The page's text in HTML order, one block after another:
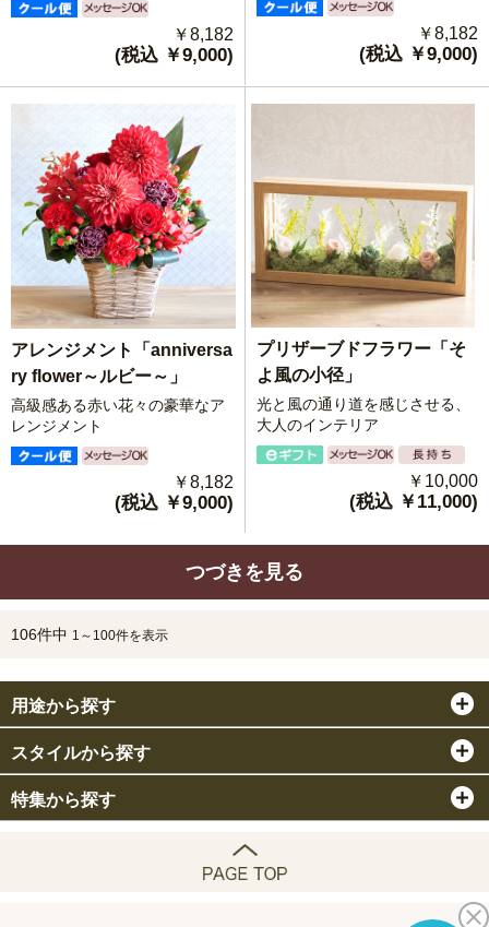
￥8,182
(税込 ￥9,000)
￥8,182
(税込 ￥9,000)
アレンジメント「anniversa
ry flower～ルビー～」
高級感ある赤い花々の豪華なア
レンジメント
￥8,182
(税込 ￥9,000)
プリザーブドフラワー「そ
よ風の小径」
光と風の通り道を感じさせる、
大人のインテリア
￥10,000
(税込 ￥11,000)
つづきを見る
106件中 1～100件を表示
用途から探す
スタイルから探す
特集から探す